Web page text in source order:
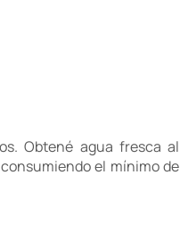
Obtené agua fresca al
el mínimo de